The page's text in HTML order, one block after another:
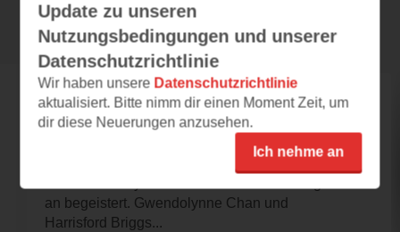
Rezensionen
heidi0658
an begeistert. Gwendolynne Chan und
Harrisford Briggs...
Update zu unseren
Nutzungsbedingungen und unserer
Datenschutzrichtlinie
Wir haben unsere Datenschutzrichtlinie
aktualisiert. Bitte nimm dir einen Moment Zeit, um
dir diese Neuerungen anzusehen.
Ich nehme an